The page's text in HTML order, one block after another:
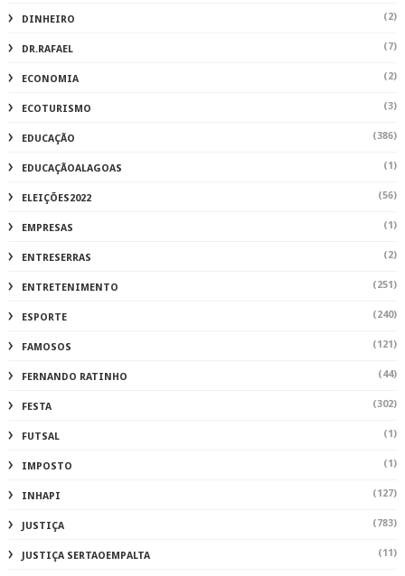
DINHEIRO (2)
DR.RAFAEL (7)
ECONOMIA (2)
ECOTURISMO (3)
EDUCAÇÃO (386)
EDUCAÇÃOALAGOAS (1)
ELEIÇÕES2022 (56)
EMPRESAS (1)
ENTRESERRAS (2)
ENTRETENIMENTO (251)
ESPORTE (240)
FAMOSOS (121)
FERNANDO RATINHO (44)
FESTA (302)
FUTSAL (1)
IMPOSTO (1)
INHAPI (127)
JUSTIÇA (783)
JUSTIÇA SERTAOEMPALTA (11)